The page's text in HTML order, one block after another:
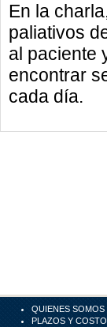
En la
paliativos
al paciente
encontrar
cada día.
QUIENES SOMOS
PLAZOS Y